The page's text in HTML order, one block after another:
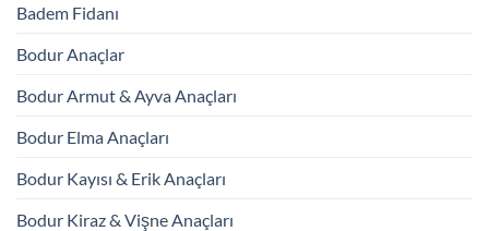
Badem Fidanı
Bodur Anaçlar
Bodur Armut & Ayva Anaçları
Bodur Elma Anaçları
Bodur Kayısı & Erik Anaçları
Bodur Kiraz & Vişne Anaçları